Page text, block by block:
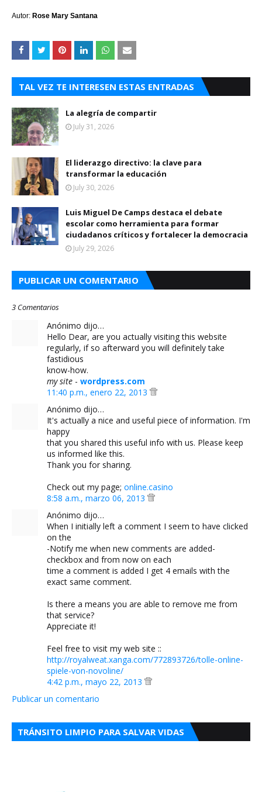
Autor: Rose Mary Santana
TAL VEZ TE INTERESEN ESTAS ENTRADAS
La alegría de compartir
July 31, 2026
El liderazgo directivo: la clave para
transformar la educación
July 30, 2026
Luis Miguel De Camps destaca el debate
escolar como herramienta para formar
ciudadanos críticos y fortalecer la democracia
July 29, 2026
PUBLICAR UN COMENTARIO
3 Comentarios
Anónimo dijo…
Hello Dear, are you actually visiting this website
regularly, if so afterward you will definitely take
fastidious
know-how.
my site - wordpress.com
11:40 p.m., enero 22, 2013
Anónimo dijo…
It's actually a nice and useful piece of information. I'm
happy
that you shared this useful info with us. Please keep
us informed like this.
Thank you for sharing.
Check out my page; online.casino
8:58 a.m., marzo 06, 2013
Anónimo dijo…
When I initially left a comment I seem to have clicked
on the
-Notify me when new comments are added-
checkbox and from now on each
time a comment is added I get 4 emails with the
exact same comment.
Is there a means you are able to remove me from
that service?
Appreciate it!
Feel free to visit my web site ::
http://royalweat.xanga.com/772893726/tolle-online-
spiele-von-novoline/
4:42 p.m., mayo 22, 2013
Publicar un comentario
TRÁNSITO LIMPIO PARA SALVAR VIDAS